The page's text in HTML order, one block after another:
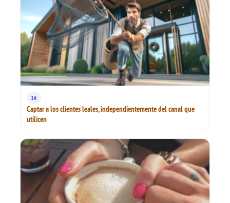
1€
Captar a los clientes leales, independientemente del canal que
utilicen